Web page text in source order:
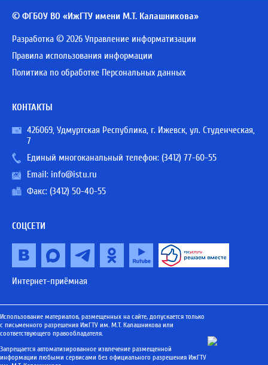
© ФГБОУ ВО «ИжГТУ имени М.Т. Калашникова»
Разработка © 2026 Управление информатизации
Правила использования информации
Политика по обработке Персональных данных
КОНТАКТЫ
426069, Удмуртская Республика, г. Ижевск, ул. Студенческая,
7
Единый многоканальный телефон: (3412) 77-60-55
Email: info@istu.ru
Факс: (3412) 50-40-55
СОЦСЕТИ
Интернет-приёмная
Использование материалов, размещенных на сайте, допускается только
с письменного разрешения ИжГТУ им. М.Т. Калашникова или
соответствующего правообладателя.
Запрещается автоматизированное извлечение размещенной
информации любыми сервисами без официального разрешения ИжГТУ